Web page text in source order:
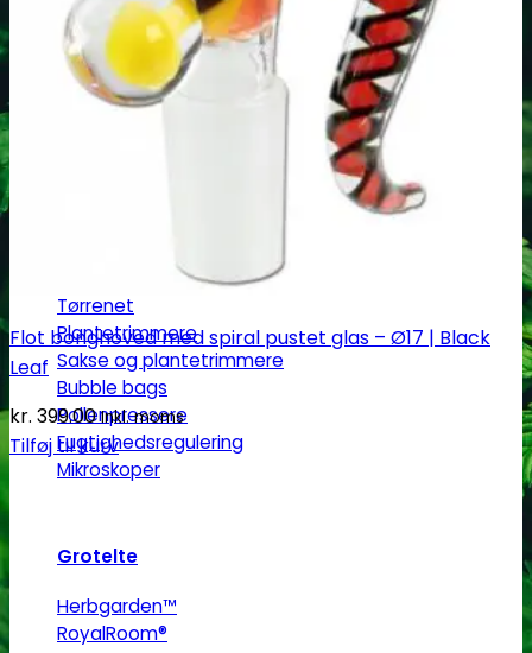
Forspiring og plantestart
Root!t
Tørrenet
Plantetrimmere
Sakse og plantetrimmere
Bubble bags
Pollenpressere
Fugtighedsregulering
Mikroskoper
Grotelte
Herbgarden™
RoyalRoom®
Flot bonghoved med spiral pustet glas – Ø17 | Black
Leaf
kr. 399.00 Inkl. moms
Tilføj til kurv